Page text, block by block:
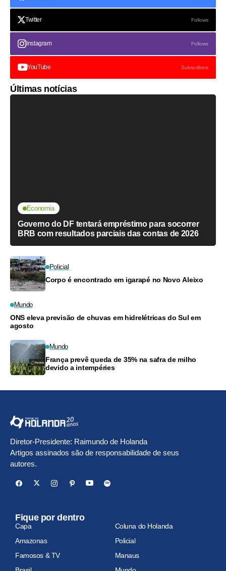
Twitter Follows
Instagram Follows
YouTube Subscribers
Últimas notícias
Economia
Governo do DF tentará empréstimo para socorrer
BRB com resultados parciais das contas de 2026
Policial
Corpo é encontrado em igarapé no Novo Aleixo
Mundo
ONS eleva previsão de chuvas em hidrelétricas do Sul em
agosto
Mundo
França prevê queda de 35% na safra de milho
devido a intempéries
Diretor-Presidente: Raimundo de Holanda
Artigos assinados são de responsabilidade de seus
autores.
Fique por dentro
Capa
Coluna do Holanda
Amazonas
Policial
Famosos & TV
Manaus